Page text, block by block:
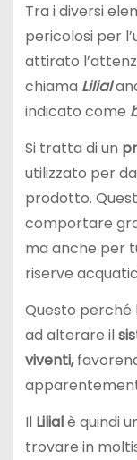
Tra i diversi
pericolosi per
attirato
chiama Lilial
indicato come
Si tratta di un
utilizzato per
prodotto.
comportare
ma anche per
riserve
Questo
ad alterare il
viventi,
Il Lilialè quindi
trovare in